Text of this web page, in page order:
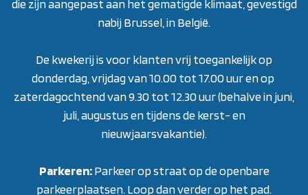
die zijn aangepast aan het gematigde klimaat, gevestigd
nabij Brussel, in België.
De kwekerij is voor klanten vrij toegankelijk op
donderdag, vrijdag van 10.00 tot 17.00 uur en op
zaterdagochtend van 9.30 tot 12.30 uur (behalve in juni,
juli, augustus en tijdens de kerst- en
nieuwjaarsvakantie).
Parkeren:Parkeer op straat op de openbare
parkeerplaatsen. Loop dan verder op het pad.